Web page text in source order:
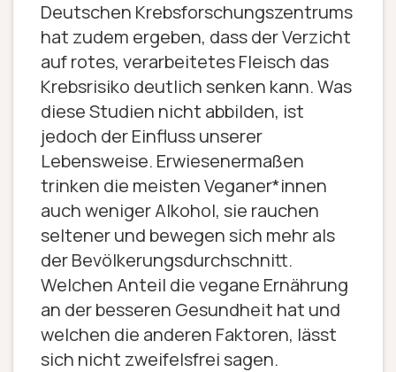
Deutschen Krebsforschungszentrums
hat zudem ergeben, dass der Verzicht
auf rotes, verarbeitetes Fleisch das
Krebsrisiko deutlich senken kann. Was
diese Studien nicht abbilden, ist
jedoch der Einfluss unserer
Lebensweise. Erwiesenermaßen
trinken die meisten Veganer*innen
auch weniger Alkohol, sie rauchen
seltener und bewegen sich mehr als
der Bevölkerungsdurchschnitt.
Welchen Anteil die vegane Ernährung
an der besseren Gesundheit hat und
welchen die anderen Faktoren, lässt
sich nicht zweifelsfrei sagen.